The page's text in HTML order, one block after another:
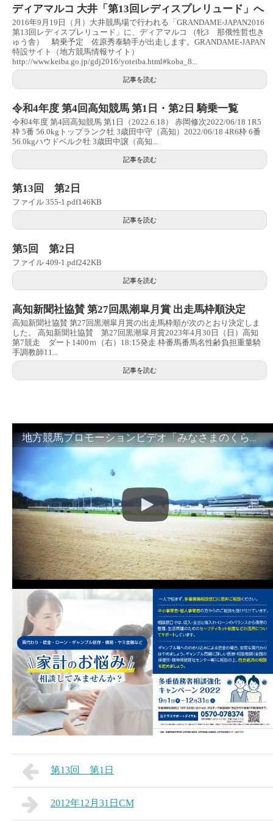
ディアマルコ 大井「第13回レディスプレリュード」へ
2016年9月19日（月）大井競馬場で行われる「GRANDAME-JAPAN2016
第13回レディスプレリュード」に、ディアマルコ （牝3 那俄性哲也き
ゅう舎） 騎乗予定 佐原秀泰騎手が出走します。GRANDAME-JAPAN
特設サイト（地方競馬情報サイト）
http://www.keiba.go.jp/gdj2016/yoteiba.html#koba_8...
記事を読む
令和4年度 第4回高知競馬 第1日・第2日 騎乗一覧
令和4年度 第4回高知競馬 第1日（2022.6.18） 赤岡修次2022/06/18 1R5
枠 5番 56.0kgトップランク牡 3歳田中守（高知）2022/06/18 4R6枠 6番
56.0kgハウドベルク牡 3歳田中譲（高知...
記事を読む
第13回 第2日
ファイル 355-1.pdf146KB
記事を読む
第5回 第2日
ファイル 409-1.pdf242KB
記事を読む
高知新聞社協賛 第27回黒潮皐月賞 出走馬枠順決定
高知新聞社協賛 第27回黒潮皐月賞の出走馬枠順が次のとおり決定しま
した。 高知新聞社協賛 第27回黒潮皐月賞2023年4月30日（日）高知
第7競走 ダート1400ｍ（右）18:15発走 枠番馬番馬名性齢負担重量騎
手調教師11...
記事を読む
地方競馬プロモーションビデオ「みなさまのくらしのために」30秒篇｜NAR公式
第13回 第1日
2012年12月31日CM